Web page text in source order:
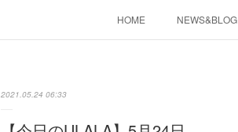
HOME NEWS&BLOG
2021.05.24 06:33